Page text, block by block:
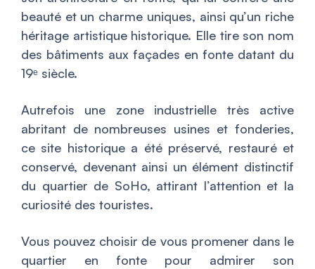
beauté et un charme uniques, ainsi qu’un riche
héritage artistique historique. Elle tire son nom
des bâtiments aux façades en fonte datant du
19ᵉ siècle.
Autrefois une zone industrielle très active
abritant de nombreuses usines et fonderies,
ce site historique a été préservé, restauré et
conservé, devenant ainsi un élément distinctif
du quartier de SoHo, attirant l’attention et la
curiosité des touristes.
Vous pouvez choisir de vous promener dans le
quartier en fonte pour admirer son